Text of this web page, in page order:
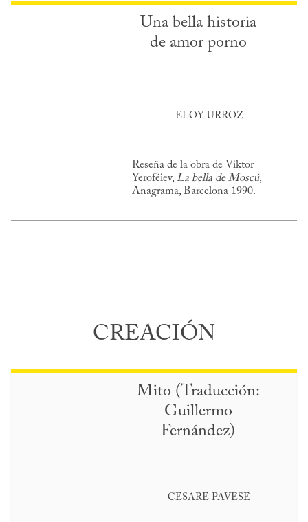
Una bella historia
de amor porno
ELOY URROZ
Reseña de la obra de Viktor
Yeroféiev, La bella de Moscú,
Anagrama, Barcelona 1990.
CREACIÓN
Mito (Traducción:
Guillermo
Fernández)
CESARE PAVESE